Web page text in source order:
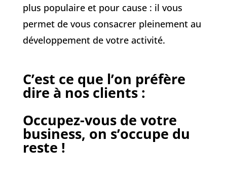
plus populaire et pour cause : il vous
permet de vous consacrer pleinement au
développement de votre activité.
C’est ce que l’on préfère
dire à nos clients :
Occupez-vous de votre
business, on s’occupe du
reste !